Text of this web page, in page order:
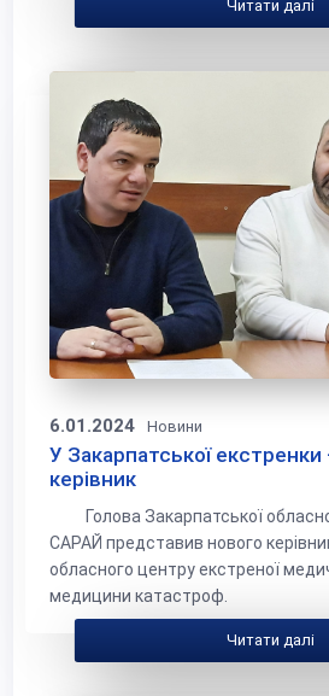
Читати далі
6.01.2024 Новини
У Закарпатської екстренки
керівник
Голова Закарпатської
САРАЙ представив нового
обласного центру екстреної
медицини катастроф.
Читати далі